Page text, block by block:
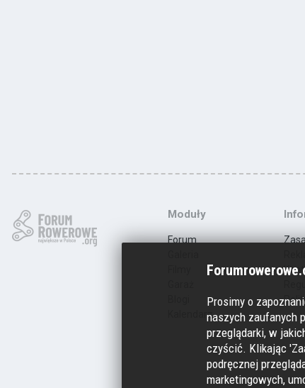
Moduły
Forum
Kalendarz
Prosimy o
naszych zaufanych
przeglądarki, w
czyścić. Klikając
podręcznej
marketingowych,